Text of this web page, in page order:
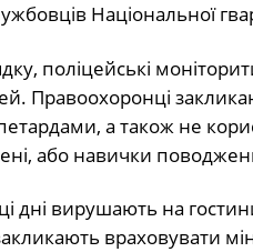
Національної
поліцейські
Правоохоронці
а також не
або навички
дні вирушають на
враховувати